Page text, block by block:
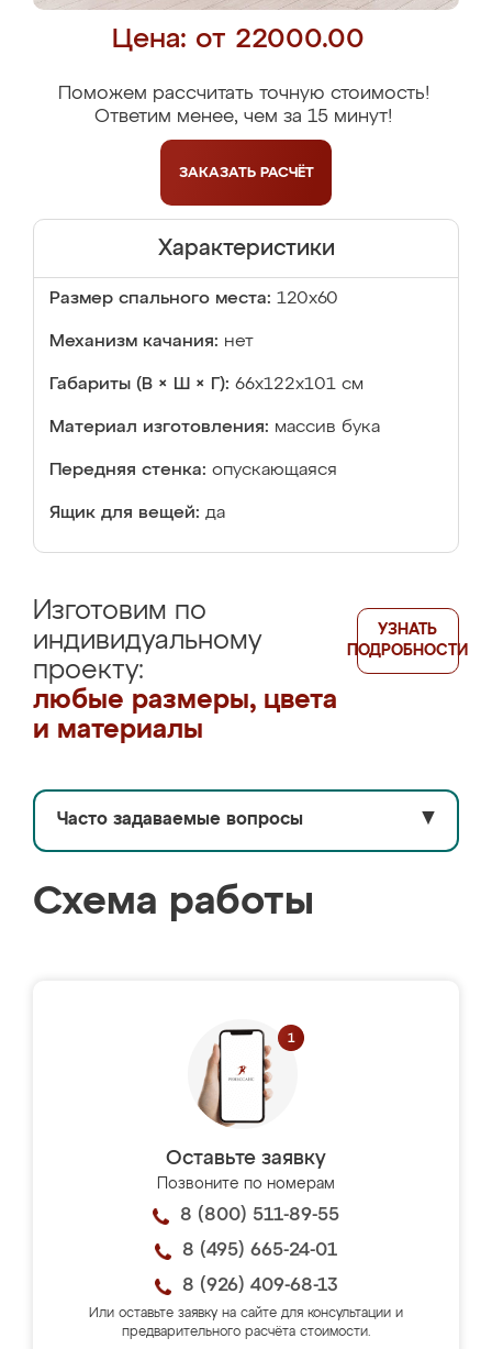
Цена: от 22000.00
Поможем рассчитать точную стоимость!
Ответим менее, чем за 15 минут!
ЗАКАЗАТЬ РАСЧЁТ
Характеристики
Размер спального места: 120x60
Механизм качания: нет
Габариты (В × Ш × Г): 66x122x101 см
Материал изготовления: массив бука
Передняя стенка: опускающаяся
Ящик для вещей: да
Изготовим по
индивидуальному
проекту:
любые размеры, цвета
и материалы
УЗНАТЬ
ПОДРОБНОСТИ
Часто задаваемые вопросы ▼
Схема работы
Оставьте заявку
Позвоните по номерам
8 (800) 511-89-55
8 (495) 665-24-01
8 (926) 409-68-13
Или оставьте заявку на сайте для консультации и
предварительного расчёта стоимости.